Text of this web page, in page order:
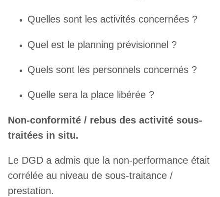
Quelles sont les activités concernées ?
Quel est le planning prévisionnel ?
Quels sont les personnels concernés ?
Quelle sera la place libérée ?
Non-conformité / rebus des activité sous-
traitées in situ.
Le DGD a admis que la non-performance était
corrélée au niveau de sous-traitance /
prestation.